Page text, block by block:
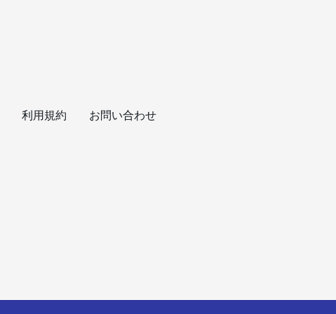
利用規約 お問い合わせ